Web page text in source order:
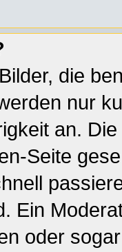
die
nur
an.
Seite
Ein
oder